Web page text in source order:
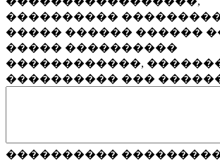
����������
����� ������ ������
����� ����������
������������,
���������� ���
���������� ���������